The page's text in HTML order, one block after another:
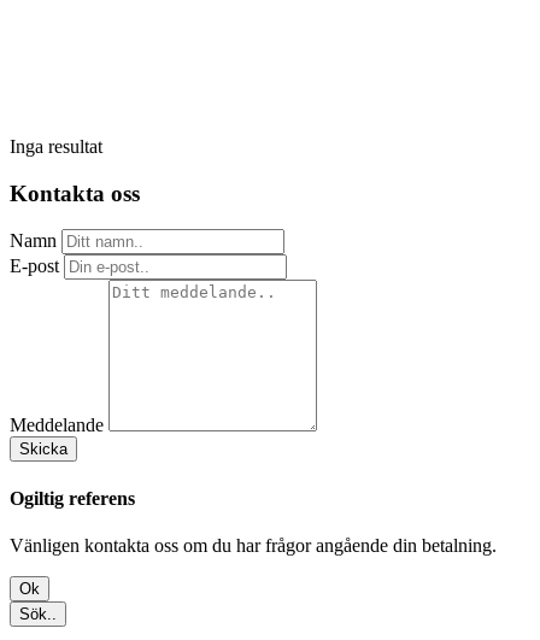
Inga resultat
Kontakta oss
Namn
E-post
Meddelande
Skicka
Ogiltig referens
Vänligen kontakta oss om du har frågor angående din betalning.
Ok
Sök..